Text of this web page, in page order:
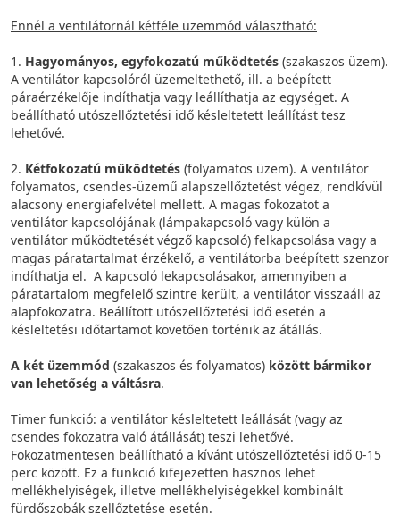
Ennél a ventilátornál kétféle üzemmód választható:
1. Hagyományos, egyfokozatú működtetés (szakaszos üzem).
A ventilátor kapcsolóról üzemeltethető, ill. a beépített
páraérzékelője indíthatja vagy leállíthatja az egységet. A
beállítható utószellőztetési idő késleltetett leállítást tesz
lehetővé.
2. Kétfokozatú működtetés (folyamatos üzem). A ventilátor
folyamatos, csendes-üzemű alapszellőztetést végez, rendkívül
alacsony energiafelvétel mellett. A magas fokozatot a
ventilátor kapcsolójának (lámpakapcsoló vagy külön a
ventilátor működtetését végző kapcsoló) felkapcsolása vagy a
magas páratartalmat érzékelő, a ventilátorba beépített szenzor
indíthatja el. A kapcsoló lekapcsolásakor, amennyiben a
páratartalom megfelelő szintre került, a ventilátor visszaáll az
alapfokozatra. Beállított utószellőztetési idő esetén a
késleltetési időtartamot követően történik az átállás.
A két üzemmód (szakaszos és folyamatos) között bármikor
van lehetőség a váltásra.
Timer funkció: a ventilátor késleltetett leállását (vagy az
csendes fokozatra való átállását) teszi lehetővé.
Fokozatmentesen beállítható a kívánt utószellőztetési idő 0-15
perc között. Ez a funkció kifejezetten hasznos lehet
mellékhelyiségek, illetve mellékhelyiségekkel kombinált
fürdőszobák szellőztetése esetén.